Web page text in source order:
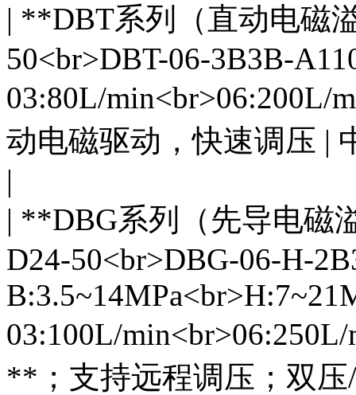
| **DBT系列（直动电磁
50<br>DBT-06-3B3B-
03:80L/min<br>06:200L/
动电磁驱动，快速调压 |
|
| **DBG系列（先导电磁
D24-50<br>DBG-06-H-
03:100L/
**；支持远程调压；双